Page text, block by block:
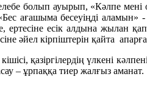
болып ауырып, «Кәлпе мені
ағашыма бесеуіңді
ертесіне есік алдына жылан
әйел кірпіштерін қайта
қазіргілердің үлкені
– ұрпаққа тиер жалғыз аманат.